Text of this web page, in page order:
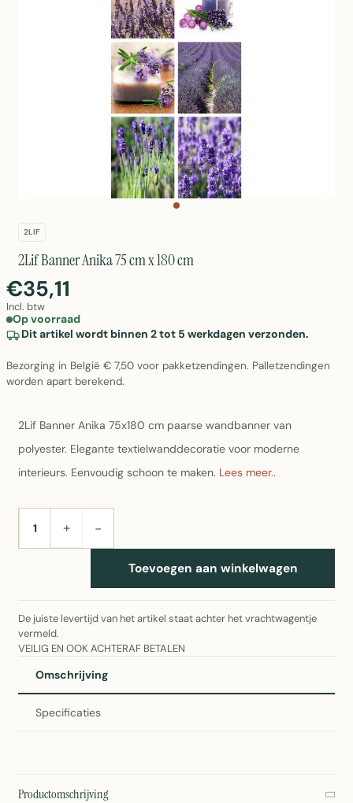
2LIF
2Lif Banner Anika 75 cm x 180 cm
€35,11
Incl. btw
Op voorraad
Dit artikel wordt binnen 2 tot 5 werkdagen verzonden.
Bezorging in België € 7,50 voor pakketzendingen. Palletzendingen
worden apart berekend.
2Lif Banner Anika 75x180 cm paarse wandbanner van
polyester. Elegante textielwanddecoratie voor moderne
interieurs. Eenvoudig schoon te maken. Lees meer..
AANTAL+ −
Toevoegen aan winkelwagen
De juiste levertijd van het artikel staat achter het vrachtwagentje
vermeld.
VEILIG EN OOK ACHTERAF BETALEN
Omschrijving
Specificaties
Productomschrijving